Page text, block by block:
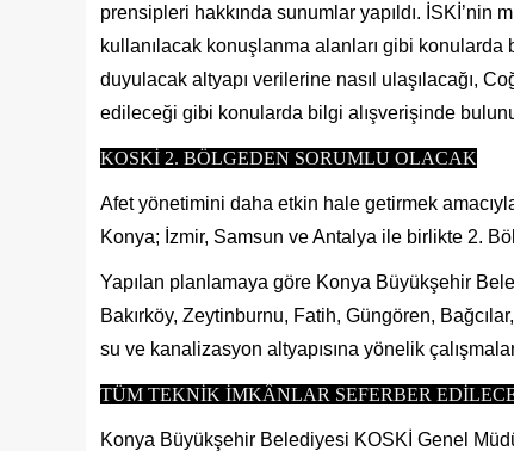
prensipleri hakkında sunumlar yapıldı. İSKİ’nin
kullanılacak konuşlanma alanları gibi konularda
duyulacak altyapı verilerine nasıl ulaşılacağı,
edileceği gibi konularda bilgi alışverişinde
KOSKİ 2. BÖLGEDEN SORUMLU OLACAK
Afet yönetimini daha etkin hale getirmek
Konya; İzmir, Samsun ve Antalya ile birlikte 2.
Yapılan planlamaya göre Konya Büyükşehir
Bakırköy, Zeytinburnu, Fatih, Güngören,
su ve kanalizasyon altyapısına yönelik
TÜM TEKNİK İMKÂNLAR SEFERBER
Konya Büyükşehir Belediyesi KOSKİ Genel